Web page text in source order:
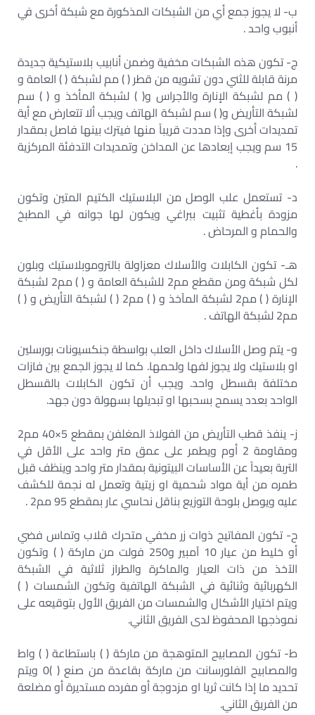
ب- لا يجوز جمع أي من الشبكات المذكورة مع شبكة أخرى في
أنبوب واحد .
ج- تكون هذه الشبكات مخفية وضمن أنابيب بلاستيكية جديدة
مرنة قابلة للثني دون تشويه من قطر ( ) مم لشبكة ( ) العامة و
( ) مم لشبكة الإنارة والأجراس و( ) لشبكة المأخذ و ( ) سم
لشبكة التأريض و( ) سم لشبكة الهاتف ويجب ألا تتعارض مع أية
تمديدات أخرى وإذا مددت قريباً منها فيترك بينها فاصل بمقدار
15 سم ويجب إبعادها عن المداخن وتمديدات التدفئة المركزية
.
د- تستعمل علب الوصل من البلاستيك الكتيم المتين وتكون
مزودة بأغطية تثبيت ببراغي ويكون لها جوانه في المطبخ
والحمام و المرحاض .
هـ- تكون الكابلات والأسلاك معزاولة بالتروموبلاستيك وبلون
لكل شبكة ومن مقطع مم2 للشبكة العامة و ( ) مم2 لشبكة
الإنارة ( ) مم2 لشبكة المآخذ و ( ) مم2 ( ) لشبكة التأريض و ( )
مم2 لشبكة الهاتف .
و- يتم وصل الأسلاك داخل العلب بواسطة جنكسيونات بورسلين
او بلاستيك ولا يجوز لفها ولحمها. كما لا يجوز الجمع بين فازات
مختلفة بقسطل واحد. ويجب أن تكون الكابلات بالقسطل
الواحد بعدد يسمح بسحبها او تبديلها بسهولة دون جهد.
ز- ينفذ قطب التأريض من الفولاذ المغلفن بمقطع 5×40 مم2
ومقاومة 2 أوم ويطمر على عمق متر واحد على الأقل في
التربة بعيداً عن الأساسات البيتونية بمقدار متر واحد وينظف قبل
طمره من أية مواد شحمية او زيتية وتعمل له نجمة للكشف
عليه ويوصل بلوحة التوزيع بناقل نحاسي عار بمقطع 95 مم2 .
ح- تكون المفاتيح ذوات زر مخفي متحرك قلاب وتماس فضي
أو خليط من عيار 10 آمبير و250 فولت من ماركة ( ) وتكون
الآخذ من ذات العيار والماكرة والطراز ثلاثية في الشبكة
الكهربائية وثنائية في الشبكة الهاتفية وتكون الشمسات ( )
ويتم اختيار الأشكال والشمسات من الفريق الأول بتوقيعه على
نموذجها المحفوظ لدى الفريق الثاني.
ط- تكون المصابيح المتوهجة من ماركة ( ) باستطاعة ( ) واط
والمصابيح الفلورسانت من ماركة بقاعدة من صنع ( )0 ويتم
تحديد ما إذا كانت ثريا او مزدوجة أو مفرده مستديرة أو مضلعة
من الفريق الثاني.